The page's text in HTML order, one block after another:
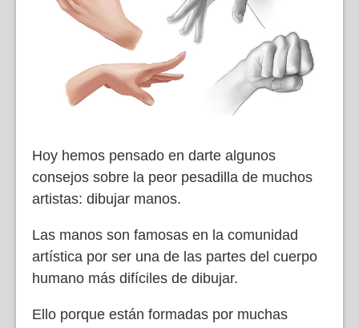
Hoy hemos pensado en darte algunos
consejos sobre la peor pesadilla de muchos
artistas: dibujar manos.
Las manos son famosas en la comunidad
artística por ser una de las partes del cuerpo
humano más difíciles de dibujar.
Ello porque están formadas por muchas